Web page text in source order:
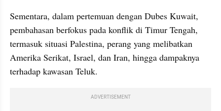
Sementara, dalam pertemuan dengan Dubes Kuwait,
pembahasan berfokus pada konflik di Timur Tengah,
termasuk situasi Palestina, perang yang melibatkan
Amerika Serikat, Israel, dan Iran, hingga dampaknya
terhadap kawasan Teluk.
ADVERTISEMENT